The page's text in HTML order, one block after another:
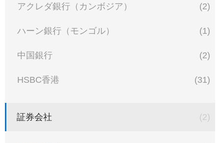
アクレダ銀行（カンボジア） (2)
ハーン銀行（モンゴル） (1)
中国銀行 (2)
HSBC香港 (31)
証券会社 (2)